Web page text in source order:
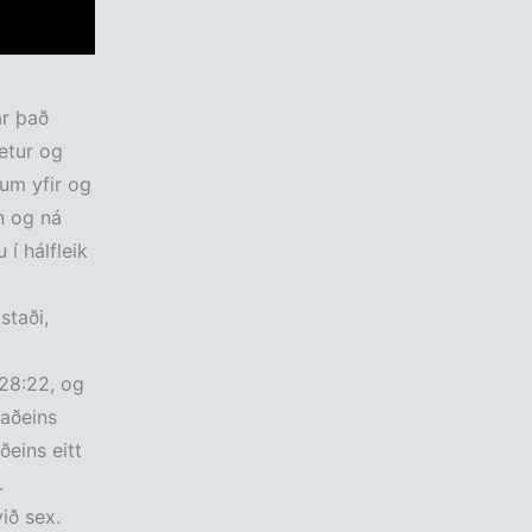
það
og
yfir og
og ná
í hálfleik
og
eitt
sex.